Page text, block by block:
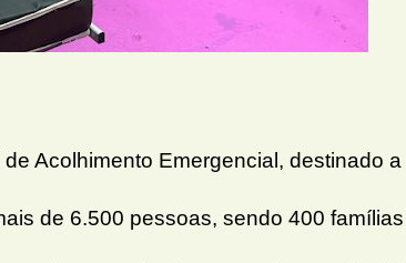
Acolhimento Emergencial, destinado a
de 6.500 pessoas, sendo 400